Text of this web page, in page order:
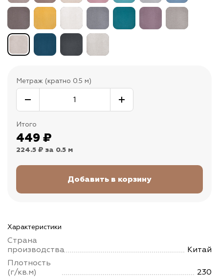
Метраж (кратно 0.5 м)
Итого
449 ₽
224.5 ₽ за 0.5 м
Характеристики
Страна
производства
Китай
Плотность
(г/кв.м)
230